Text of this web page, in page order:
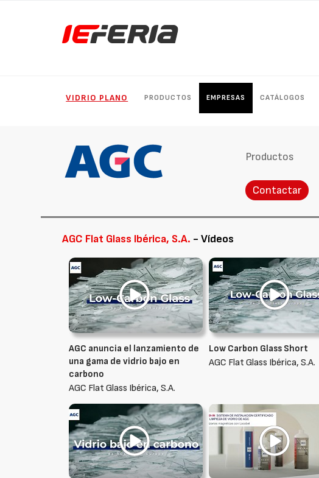
VIDRIO PLANO PRODUCTOS EMPRESAS CATÁLOGOS
Productos
Contactar
AGC Flat Glass Ibérica, S.A. - Vídeos
AGC anuncia el lanzamiento de
una gama de vidrio bajo en
carbono
AGC Flat Glass Ibérica, S.A.
Low Carbon Glass Short
AGC Flat Glass Ibérica, S.A.